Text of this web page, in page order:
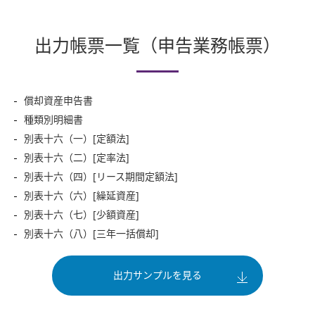
出力帳票一覧（申告業務帳票）
償却資産申告書
種類別明細書
別表十六（一）[定額法]
別表十六（二）[定率法]
別表十六（四）[リース期間定額法]
別表十六（六）[繰延資産]
別表十六（七）[少額資産]
別表十六（八）[三年一括償却]
出力サンプルを見る